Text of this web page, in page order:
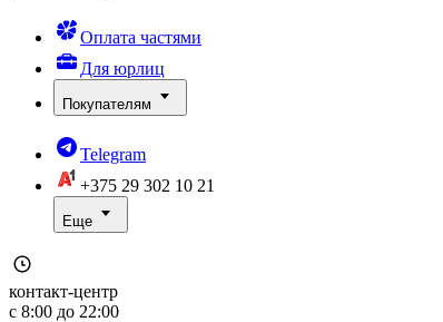
Оплата частями
Для юрлиц
Покупателям
Telegram
+375 29 302 10 21
Еще
контакт-центр
с 8:00 до 22:00